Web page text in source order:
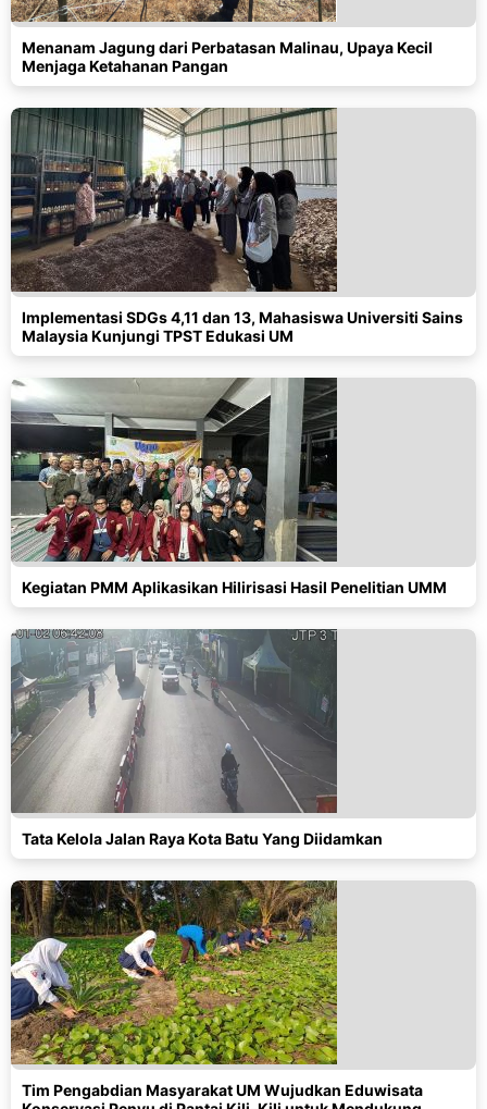
Menanam Jagung dari Perbatasan Malinau, Upaya Kecil
Menjaga Ketahanan Pangan
Implementasi SDGs 4,11 dan 13, Mahasiswa Universiti Sains
Malaysia Kunjungi TPST Edukasi UM
Kegiatan PMM Aplikasikan Hilirisasi Hasil Penelitian UMM
Tata Kelola Jalan Raya Kota Batu Yang Diidamkan
Tim Pengabdian Masyarakat UM Wujudkan Eduwisata